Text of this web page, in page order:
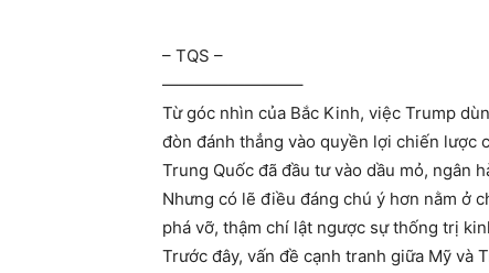
– TQS –
————————–
Từ góc nhìn của Bắc Kinh, việc Trump
đòn đánh thẳng vào quyền lợi chiến lược
Trung Quốc đã đầu tư vào dầu mỏ, ngân
Nhưng có lẽ điều đáng chú ý hơn nằm ở
phá vỡ, thậm chí lật ngược sự thống trị
Trước đây, vấn đề cạnh tranh giữa Mỹ và